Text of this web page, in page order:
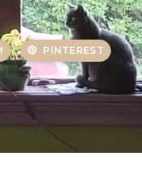
PINTEREST